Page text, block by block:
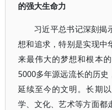
的强大生命力
习近平总书记深刻揭
想和追求，特别是实现中
来最伟大的梦想和根本
5000多年源远流长的历
延续至今的文明。长期
学、文化、艺术等方面都